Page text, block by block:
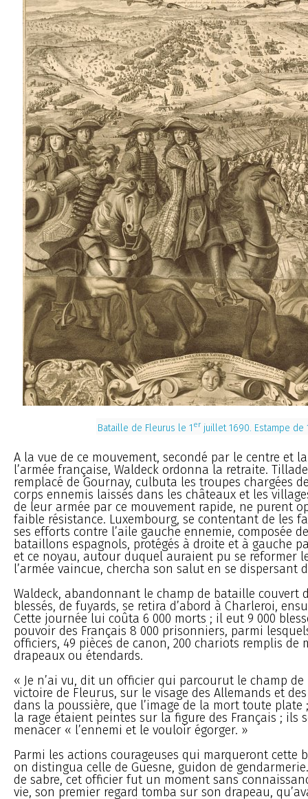
Bataille de Fleurus le 1 er juillet 1690. Estampe de
A la vue de ce mouvement, secondé par le centre et
l’armée française, Waldeck ordonna la retraite.
remplacé de Gournay, culbuta les troupes chargées
corps ennemis laissés dans les châteaux et les
de leur armée par ce mouvement rapide, ne purent
faible résistance. Luxembourg, se contentant de les
ses efforts contre l’aile gauche ennemie, composée
bataillons espagnols, protégés à droite et à gauche
et ce noyau, autour duquel auraient pu se reformer
l’armée vaincue, chercha son salut en se dispersant
Waldeck, abandonnant le champ de bataille couvert
blessés, de fuyards, se retira d’abord à Charleroi,
Cette journée lui coûta 6 000 morts ; il eut 9 000
pouvoir des Français 8 000 prisonniers, parmi
officiers, 49 pièces de canon, 200 chariots remplis de
drapeaux ou étendards.
« Je n’ai vu, dit un officier qui parcourut le champ
victoire de Fleurus, sur le visage des Allemands et
dans la poussière, que l’image de la mort toute
la rage étaient peintes sur la figure des Français ; ils
menacer « l’ennemi et le vouloir égorger. »
Parmi les actions courageuses qui marqueront cette
on distingua celle de Guesne, guidon de
de sabre, cet officier fut un moment sans
vie, son premier regard tomba sur son drapeau,